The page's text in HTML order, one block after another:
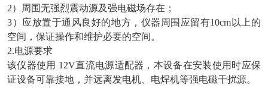
2）周围无强烈震动源及强电磁场存在；
3）应放置于通风良好的地方，仪器周围应留有10cm以上的
空间，保证操作和维护必要的空间。
2.电源要求
该仪器使用 12V直流电源适配器，本设备在安装使用时应保
证设备可靠接地，并远离发电机、电焊机等强电磁干扰源。